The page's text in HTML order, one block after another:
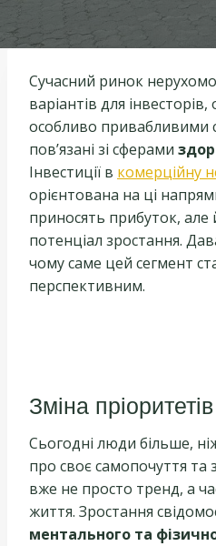
Сучасний ринок
варіантів для
особливо привабливими
пов’язані зі сферами
Інвестиції в комерційну
орієнтована на ці
приносять прибуток,
потенціал зростання.
чому саме цей сегмент
перспективним.
Зміна
Сьогодні люди більше,
про своє самопочуття та
вже не просто тренд, а
життя. Зростання
ментального та